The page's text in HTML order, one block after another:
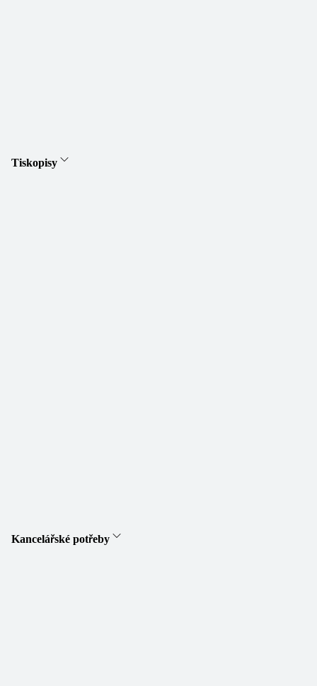
Tiskopisy
Kancelářské potřeby